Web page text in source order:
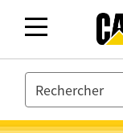
SEARCH